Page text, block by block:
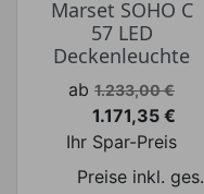
Marset SOHO C
57 LED
Deckenleuchte
Verkaufspreis
ab 1.233,00 €
Preis
1.171,35 €
Ihr Spar-Preis
Preise inkl. ges.